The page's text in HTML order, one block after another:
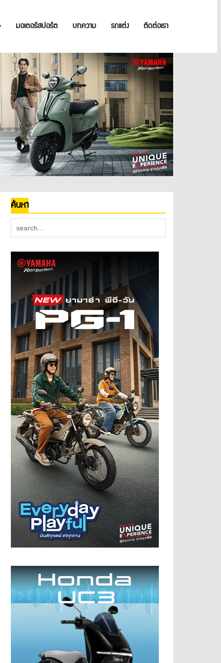
มอเตอร์สปอร์ต บทความ รถแต่ง ติดต่อเรา
ค้นหา